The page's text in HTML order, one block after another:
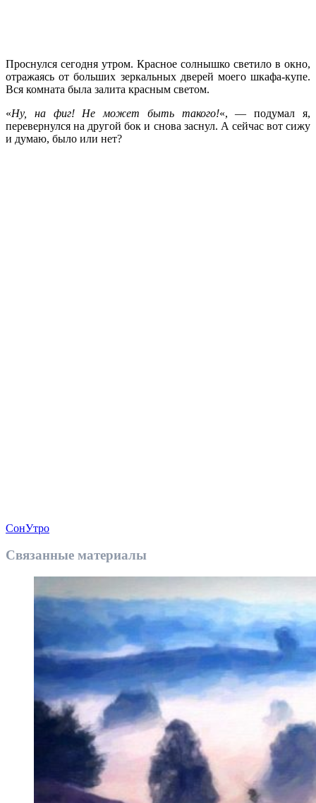
Проснулся сегодня утром. Красное солнышко светило в окно,
отражаясь от больших зеркальных дверей моего шкафа-купе.
Вся комната была залита красным светом.
«Ну, на фиг! Не может быть такого!«, — подумал я,
перевернулся на другой бок и снова заснул. А сейчас вот сижу
и думаю, было или нет?
СонУтро
Связанные материалы